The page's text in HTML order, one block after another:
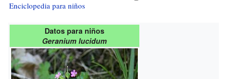
Enciclopedia para niños
Datos para niños
Geranium lucidum